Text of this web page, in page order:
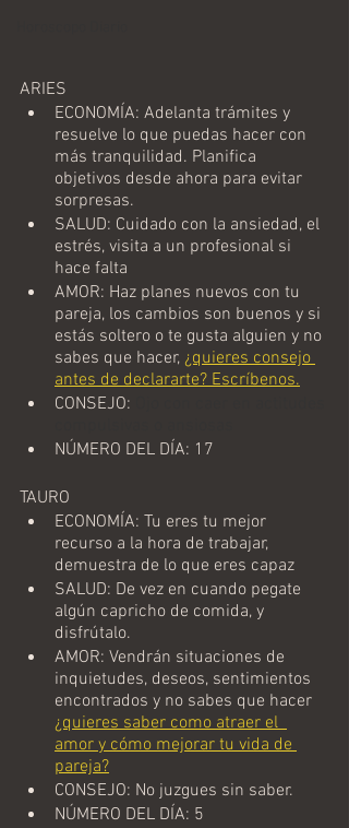
ARIES
ECONOMÍA: Adelanta trámites y
resuelve lo que puedas hacer con
más tranquilidad. Planifica
objetivos desde ahora para evitar
sorpresas.
SALUD: Cuidado con la ansiedad, el
estrés, visita a un profesional si
hace falta
AMOR: Haz planes nuevos con tu
pareja, los cambios son buenos y si
estás soltero o te gusta alguien y no
sabes que hacer, ¿quieres consejo
antes de declararte? Escríbenos.
CONSEJO:
NÚMERO DEL DÍA: 17
TAURO
ECONOMÍA: Tu eres tu mejor
recurso a la hora de trabajar,
demuestra de lo que eres capaz
SALUD: De vez en cuando pegate
algún capricho de comida, y
disfrútalo.
AMOR: Vendrán situaciones de
inquietudes, deseos, sentimientos
encontrados y no sabes que hacer
¿quieres saber como atraer el
amor y cómo mejorar tu vida de
pareja?
CONSEJO: No juzgues sin saber.
NÚMERO DEL DÍA: 5